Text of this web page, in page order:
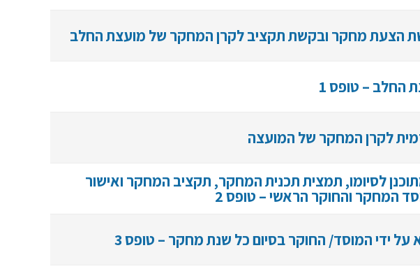
הצעת מחקר ובקשת תקציב לקרן המחקר של מועצת החלב
– טופס 1
לקרן המחקר של המועצה
לסיומו, תמצית תכנית המחקר, תקציב המחקר ואישור
המחקר והחוקר הראשי – טופס 2
ידי המוסד/ החוקר בסיום כל שנת מחקר – טופס 3